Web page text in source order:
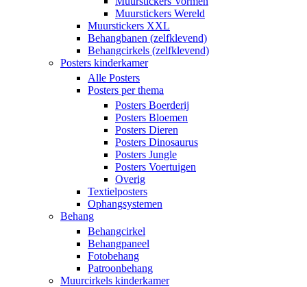
Muurstickers Wereld
Muurstickers XXL
Behangbanen (zelfklevend)
Behangcirkels (zelfklevend)
Posters kinderkamer
Alle Posters
Posters per thema
Posters Boerderij
Posters Bloemen
Posters Dieren
Posters Dinosaurus
Posters Jungle
Posters Voertuigen
Overig
Textielposters
Ophangsystemen
Behang
Behangcirkel
Behangpaneel
Fotobehang
Patroonbehang
Muurcirkels kinderkamer